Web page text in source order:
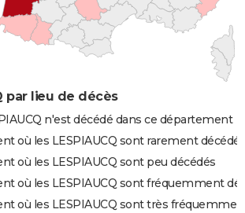
par lieu de décès
n'est décédé dans ce département
où les LESPIAUCQ sont rarement
où les LESPIAUCQ sont peu décédés
où les LESPIAUCQ sont fréquemment
où les LESPIAUCQ sont très